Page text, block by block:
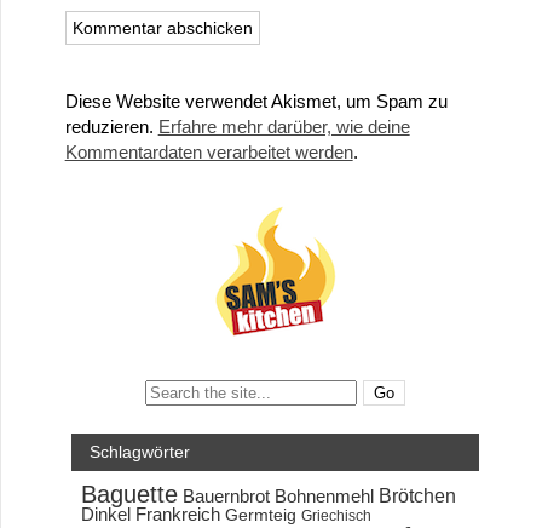
Diese Website verwendet Akismet, um Spam zu
reduzieren. Erfahre mehr darüber, wie deine
Kommentardaten verarbeitet werden.
Search:
Schlagwörter
Baguette Bauernbrot Bohnenmehl Brötchen
Dinkel Frankreich Germteig Griechisch